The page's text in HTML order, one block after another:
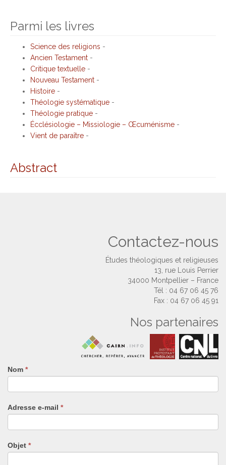
Parmi les livres
Science des religions -
Ancien Testament -
Critique textuelle -
Nouveau Testament -
Histoire -
Théologie systématique -
Théologie pratique -
Écclésiologie – Missiologie – Œcuménisme -
Vient de paraître -
Abstract
Contactez-nous
Études théologiques et religieuses
13, rue Louis Perrier
34000 Montpellier – France
Tél : 04 67 06 45 76
Fax : 04 67 06 45 91
Nos partenaires
Nom *
Adresse e-mail *
Objet *
Si
vous
êtes
humain,
remplissez
ce